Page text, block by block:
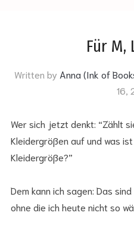
Für M,
Written by Anna (Ink of
16,
Wer sich jetzt denkt: “Zählt
Kleidergrößen auf und was
Kleidergröße?”
Dem kann ich sagen: Das
ohne die ich heute nicht so